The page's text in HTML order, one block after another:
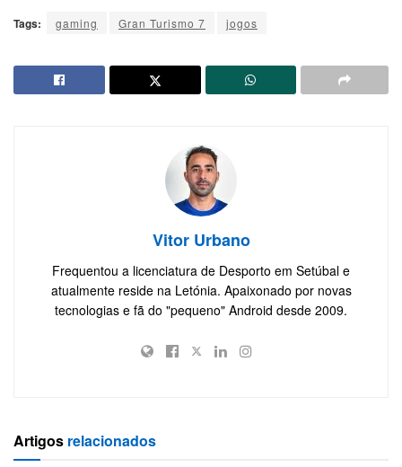
Tags: gaming Gran Turismo 7 jogos
Vitor Urbano
Frequentou a licenciatura de Desporto em Setúbal e
atualmente reside na Letónia. Apaixonado por novas
tecnologias e fã do "pequeno" Android desde 2009.
Artigos relacionados